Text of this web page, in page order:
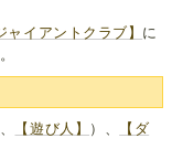
ャイアントクラブ】 に
【遊び人】 ）、
【ダ